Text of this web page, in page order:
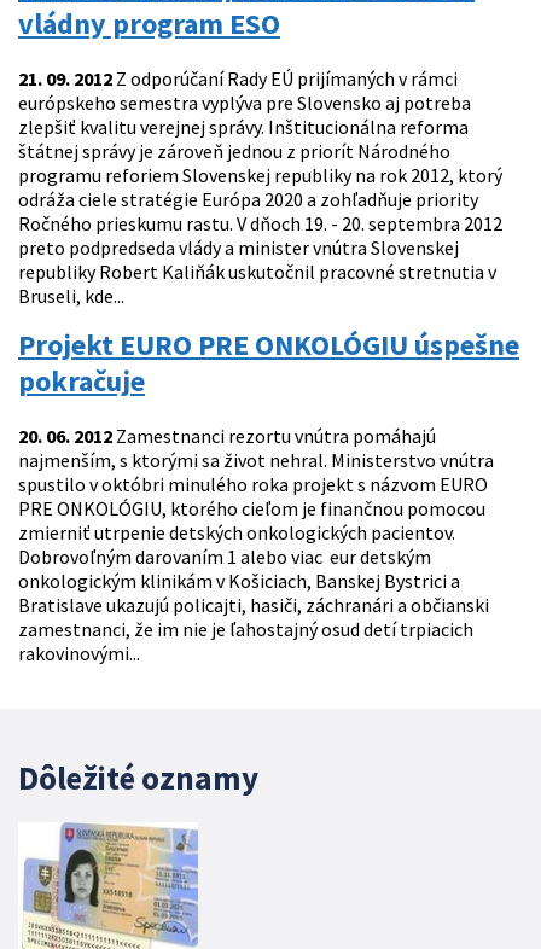
vládny program ESO
21. 09. 2012 Z odporúčaní Rady EÚ prijímaných v rámci
európskeho semestra vyplýva pre Slovensko aj potreba
zlepšiť kvalitu verejnej správy. Inštitucionálna reforma
štátnej správy je zároveň jednou z priorít Národného
programu reforiem Slovenskej republiky na rok 2012, ktorý
odráža ciele stratégie Európa 2020 a zohľadňuje priority
Ročného prieskumu rastu. V dňoch 19. - 20. septembra 2012
preto podpredseda vlády a minister vnútra Slovenskej
republiky Robert Kaliňák uskutočnil pracovné stretnutia v
Bruseli, kde...
Projekt EURO PRE ONKOLÓGIU úspešne
pokračuje
20. 06. 2012 Zamestnanci rezortu vnútra pomáhajú
najmenším, s ktorými sa život nehral. Ministerstvo vnútra
spustilo v októbri minulého roka projekt s názvom EURO
PRE ONKOLÓGIU, ktorého cieľom je finančnou pomocou
zmierniť utrpenie detských onkologických pacientov.
Dobrovoľným darovaním 1 alebo viac eur detským
onkologickým klinikám v Košiciach, Banskej Bystrici a
Bratislave ukazujú policajti, hasiči, záchranári a občianski
zamestnanci, že im nie je ľahostajný osud detí trpiacich
rakovinovými...
Dôležité oznamy